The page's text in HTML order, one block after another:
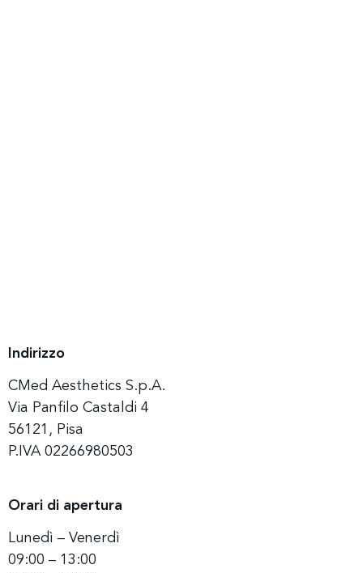
Indirizzo
CMed Aesthetics S.p.A.
Via Panfilo Castaldi 4
56121, Pisa
P.IVA 02266980503
Orari di apertura
Lunedì – Venerdì
09:00 – 13:00